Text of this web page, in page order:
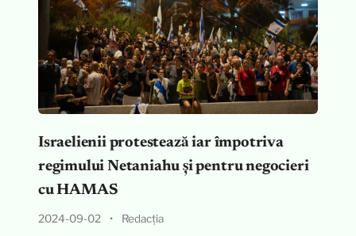
Israelienii protestează iar împotriva
regimului Netaniahu și pentru negocieri
cu HAMAS
2024-09-02 • Redacția